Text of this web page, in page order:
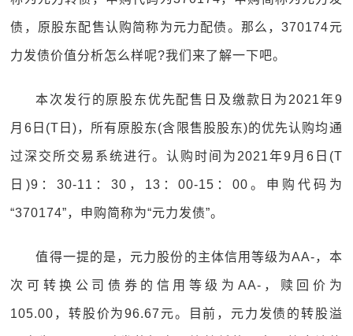
债，原股东配售认购简称为元力配债。那么，370174元
力发债价值分析怎么样呢?我们来了解一下吧。
本次发行的原股东优先配售日及缴款日为2021年9
月6日(T日)，所有原股东(含限售股股东)的优先认购均通
过深交所交易系统进行。认购时间为2021年9月6日(T
日)9：30-11：30，13：00-15：00。申购代码为
“370174”，申购简称为“元力发债”。
值得一提的是，元力股份的主体信用等级为AA-，本
次可转换公司债券的信用等级为AA-，赎回价为
105.00，转股价为96.67元。目前，元力发债的转股溢